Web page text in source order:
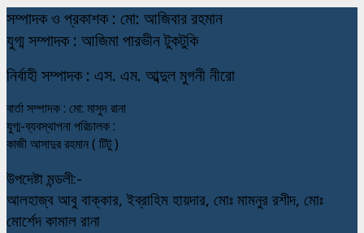
সম্পাদক ও প্রকাশক : মো: আজিবার রহমান
যুগ্ম সম্পাদক : আজিমা পারভীন টুকটুকি
নির্বাহী সম্পাদক : এস. এম. আব্দুল মুগনী নীরো
বার্তা সম্পাদক : মো: মাসুদ রানা
যুগ্ম-ব্যবস্থাপনা পরিচালক :
কাজী আসাদুর রহমান ( টিটু )
উপদেষ্টা মন্ডলী:-
আলহাজ্ব আবু বাক্কার, ইব্রাহিম হায়দার, মোঃ মামনুর রশীদ, মোঃ
মোর্শেদ কামাল রানা